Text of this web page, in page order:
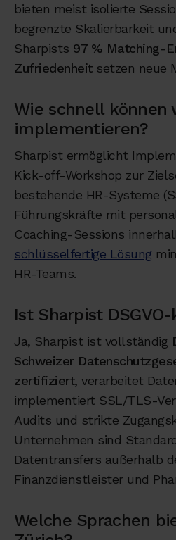
bieten meist isolierte
begrenzte Skalierbarkeit
Sharpists 97 % Matching-
Zufriedenheitsetzen neue
Wie schnell können
implementieren?
Sharpist ermöglicht
Kick-off-Workshop zur
bestehende HR-Systeme
Führungskräfte mit
Coaching-Sessions
schlüsselfertige Lösung
HR-Teams.
Ist Sharpist
Ja, Sharpist ist vollständig
Schweizer
zertifiziert, verarbeitet
implementiert SSL/TLS-
Audits und strikte
Unternehmen sind
Datentransfers außerhalb
Finanzdienstleister und
Welche Sprachen